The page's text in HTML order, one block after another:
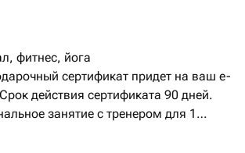
фитнес, йога
сертификат придет на ваш e-
действия сертификата 90 дней.
занятие с тренером для 1